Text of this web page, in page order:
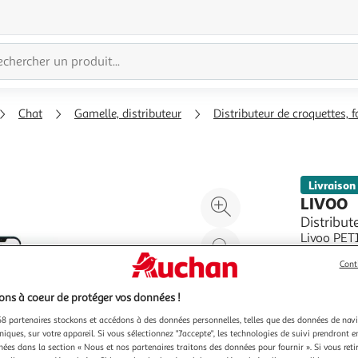
Chat Gamelle, distributeur Distributeur de croquettes,
Agrandir
l'illustration
à
200%
Réduire
l'illustration
à
%
Partager
produit
LIVOO
Livoo
En savoir
à coeur de protéger vos données !
partenaires stockons et accédons à des données personnelles, telles que des données de
sur votre appareil. Si vous sélectionnez "J'accepte", les technologies de suivi prendront
dans la section « Nous et nos partenaires traitons des données pour fournir ». Si vous